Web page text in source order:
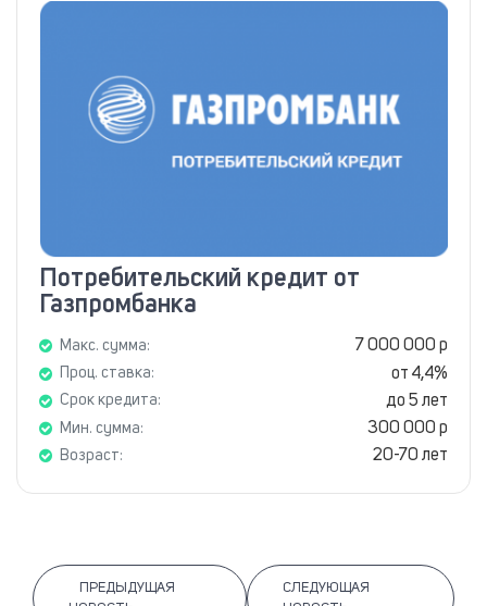
Потребительский кредит от
Газпромбанка
Макс. сумма: 7 000 000 р
Проц. ставка: от 4,4%
Срок кредита: до 5 лет
Мин. сумма: 300 000 р
Возраст: 20-70 лет
ПРЕДЫДУЩАЯ
СЛЕДУЮЩАЯ